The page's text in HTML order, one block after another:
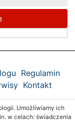
Regulamin
Kontakt
Umożliwiamy ich
w celach: świadczenia